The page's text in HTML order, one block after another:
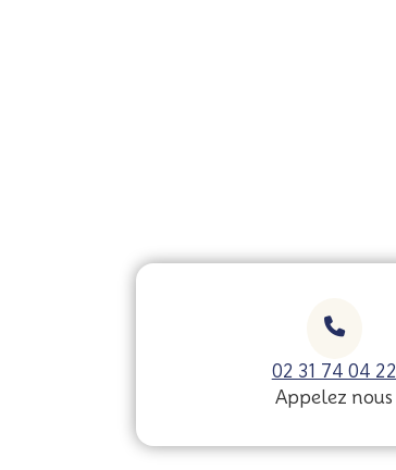
02 31 74 04 22
Appelez nous